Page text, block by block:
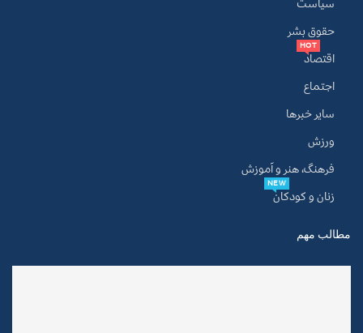
حقوق بشر
اقتصاد
HOT
اجتماع
سایر خبرها
ورزش
فرهنگ، هنر و آموزش
زنان و کودکان
NEW
مطالب مهم